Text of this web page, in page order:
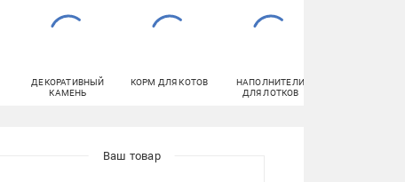
ДЕКОРАТИВНЫЙ
КАМЕНЬ
КОРМ ДЛЯ КОТОВ
НАПОЛНИТЕЛИ
ДЛЯ ЛОТКОВ